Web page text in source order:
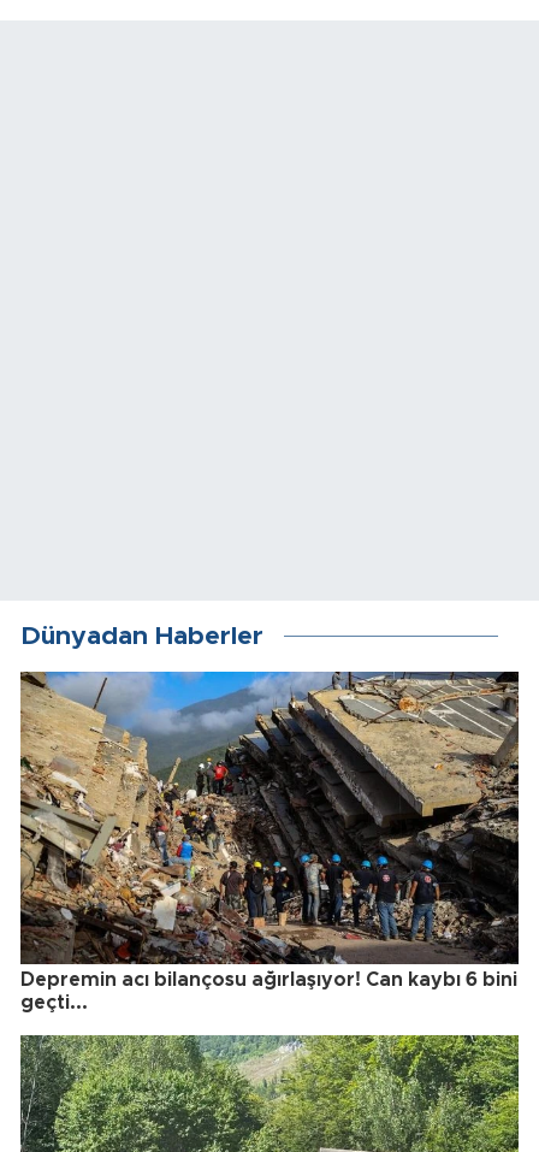
Dünyadan Haberler
Depremin acı bilançosu ağırlaşıyor! Can kaybı 6 bini
geçti...